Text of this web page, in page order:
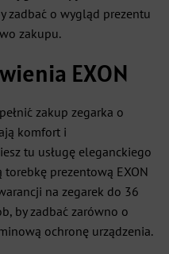
zadbać o wygląd prezentu
zakupu.
EXON
zakup zegarka o
komfort i
tu usługę eleganckiego
prezentową EXON
na zegarek do 36
by zadbać zarówno o
ochronę urządzenia.